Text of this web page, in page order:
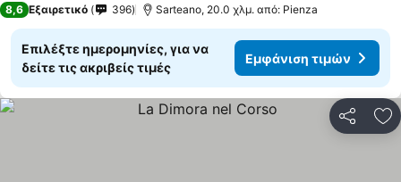
8,6 Εξαιρετικό 396 Sarteano, 20.0 χλμ. από: Pienza
Επιλέξτε ημερομηνίες, για να
δείτε τις ακριβείς τιμές
Εμφάνιση τιμών